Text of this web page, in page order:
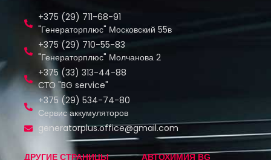
+375 (29) 711-68-91
"Генераторплюс" Московский 55в
+375 (29) 710-55-83
"Генераторплюс" Молчанова 2
+375 (33) 313-44-88
СТО "BG service"
+375 (29) 534-74-80
Сервис аккумуляторов
generatorplus.office@gmail.com
ДРУГИЕ СТРАНИЦЫ АВТОХИМИЯ BG